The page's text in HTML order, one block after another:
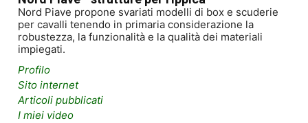
Nord Piave propone svariati modelli di box e scuderie
per cavalli tenendo in primaria considerazione la
robustezza, la funzionalità e la qualità dei materiali
impiegati.
Profilo
Sito internet
Articoli pubblicati
I miei video